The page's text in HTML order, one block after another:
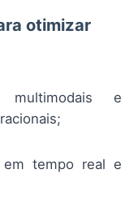
otimizar
multimodais e
em tempo real e